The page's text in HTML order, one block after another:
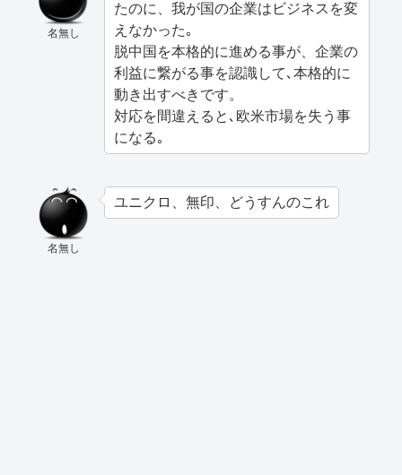
名無し
たのに、我が国の企業はビジネスを変
えなかった｡
脱中国を本格的に進める事が、企業の
利益に繋がる事を認識して､本格的に
動き出すべきです。
対応を間違えると､欧米市場を失う事
になる｡
名無し
ユニクロ、無印、どうすんのこれ